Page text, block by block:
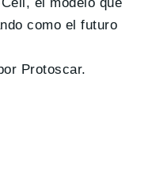
como el futuro
Protoscar.